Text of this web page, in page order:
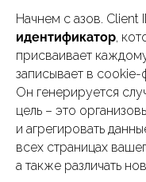
Начнем с азов. Client
идентификатор,
присваивает
записывает в cookie-
Он генерируется
цель – это
и агрегировать
всех страницах
а также различать